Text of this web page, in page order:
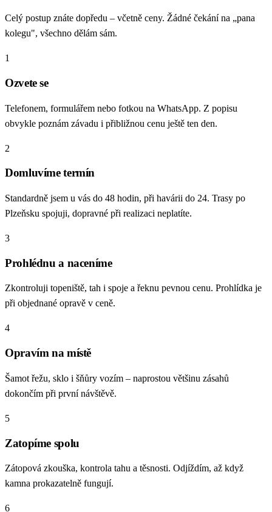
Celý postup znáte dopředu – včetně ceny. Žádné čekání na „pana
kolegu", všechno dělám sám.
1
Ozvete se
Telefonem, formulářem nebo fotkou na WhatsApp. Z popisu
obvykle poznám závadu i přibližnou cenu ještě ten den.
2
Domluvíme termín
Standardně jsem u vás do 48 hodin, při havárii do 24. Trasy po
Plzeňsku spojuji, dopravné při realizaci neplatíte.
3
Prohlédnu a naceníme
Zkontroluji topeniště, tah i spoje a řeknu pevnou cenu. Prohlídka je
při objednané opravě v ceně.
4
Opravím na místě
Šamot řežu, sklo i šňůry vozím – naprostou většinu zásahů
dokončím při první návštěvě.
5
Zatopíme spolu
Zátopová zkouška, kontrola tahu a těsnosti. Odjíždím, až když
kamna prokazatelně fungují.
6